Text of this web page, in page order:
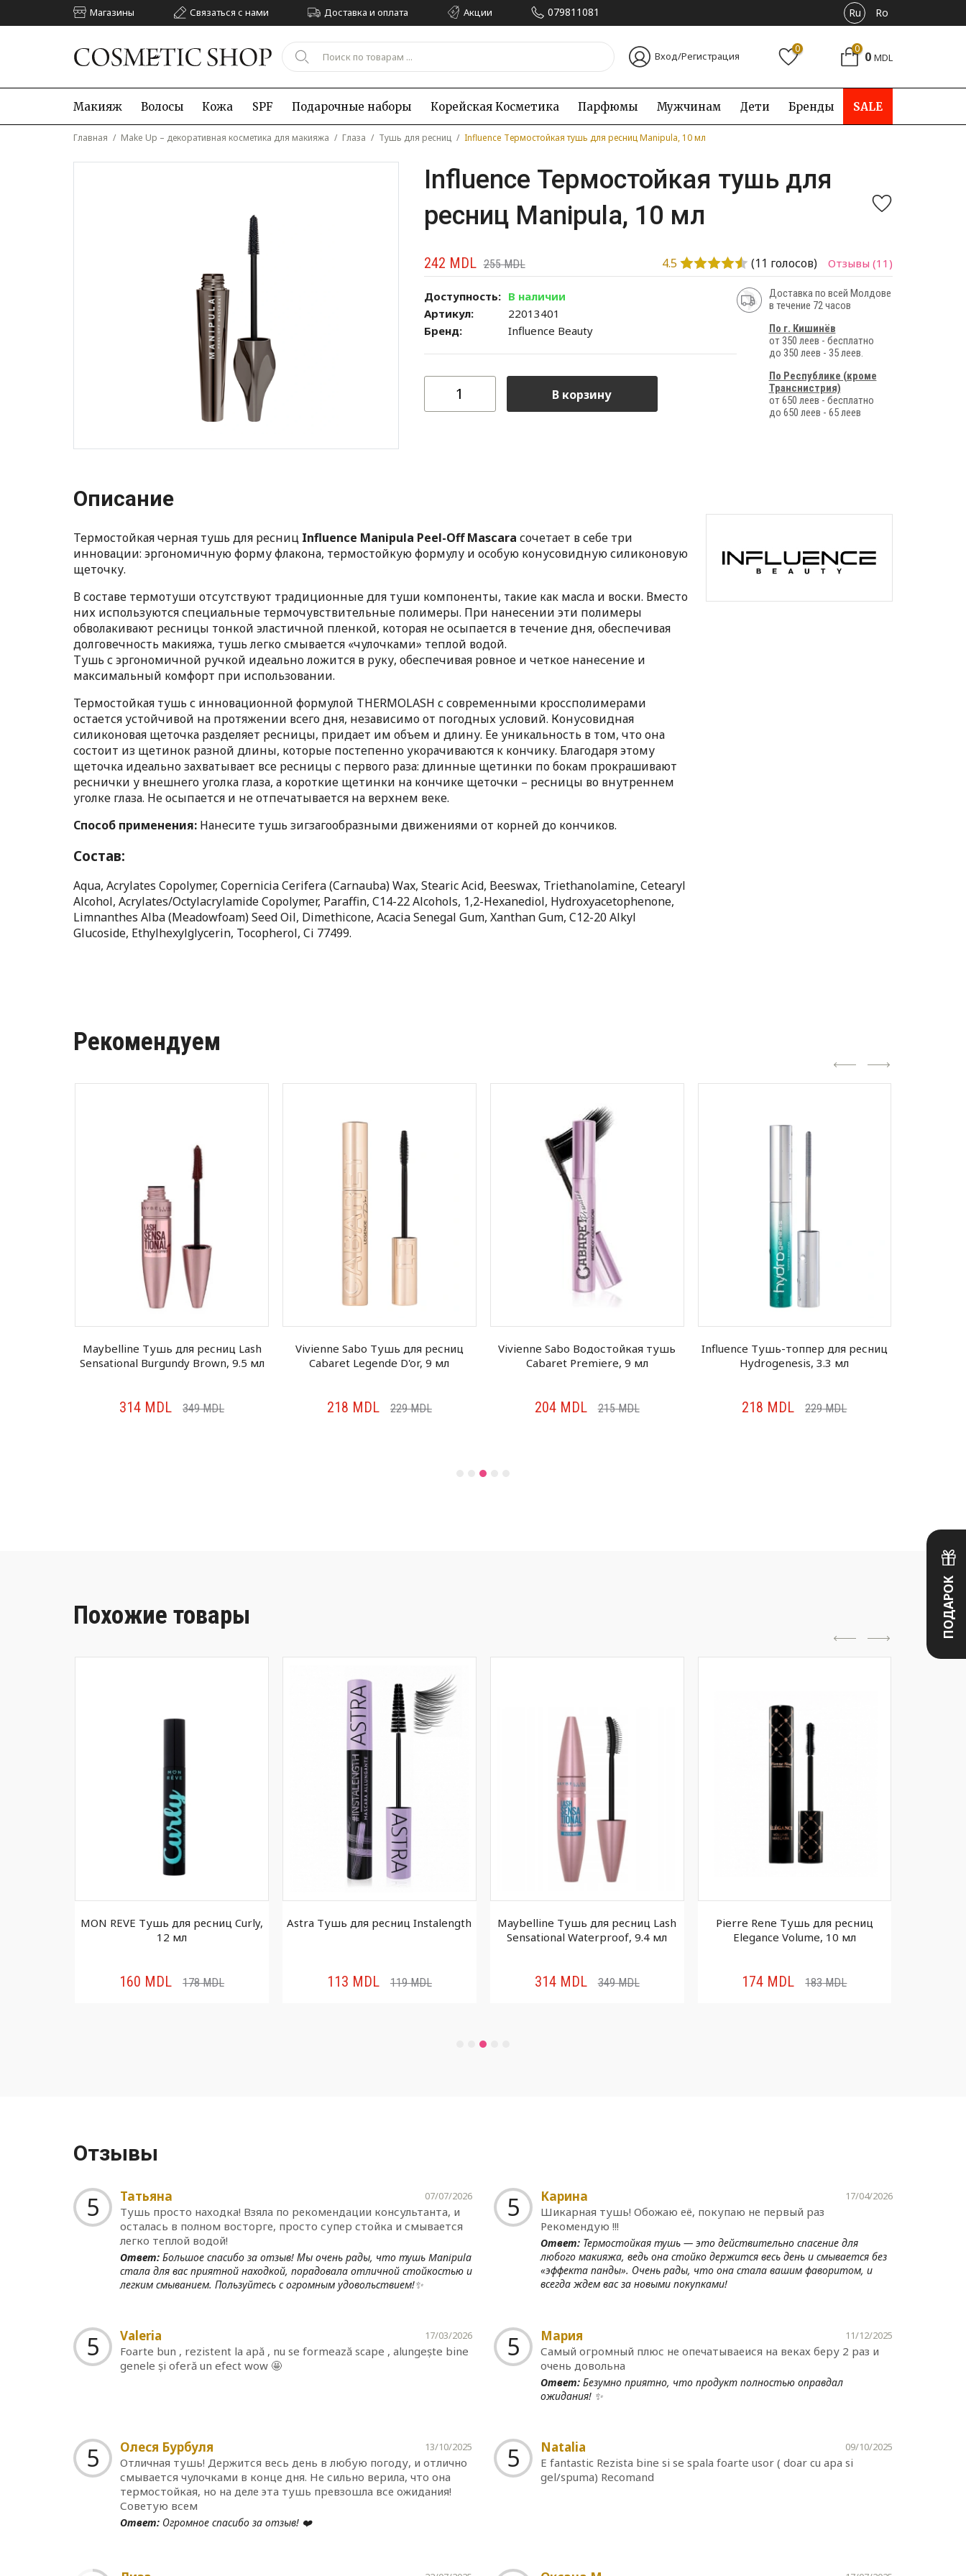
Магазины Связаться с нами Доставка и оплата Акции 079811081 Ru Ro
Вход/Регистрация
0 0 0 MDL
Макияж Волосы Кожа SPF Подарочные наборы Корейская Kосметика Парфюмы Мужчинам Дети Бренды SALE
Главная / Make Up – декоративная косметика для макияжа / Глаза / Тушь для ресниц / Influence Термостойкая тушь для ресниц Manipula, 10 мл
Influence Термостойкая тушь для
ресниц Manipula, 10 мл
242 MDL 255MDL 4.5 (11 голосов) Отзывы (11)
Доступность: В наличии
Артикул:
22013401
Бренд:
Influence Beauty
В корзину
Доставка по всей Молдове
в течение 72 часов
По г. Кишинёв
от 350 леев - бесплатно
до 350 леев - 35 леев.
По Республике (кроме
Транснистрия)
от 650 леев - бесплатно
до 650 леев - 65 леев
Описание
Термостойкая черная тушь для ресниц Influence Manipula Peel-Off Mascara сочетает в себе три
инновации: эргономичную форму флакона, термостойкую формулу и особую конусовидную силиконовую
щеточку.
В составе термотуши отсутствуют традиционные для туши компоненты, такие как масла и воски. Вместо
них используются специальные термочувствительные полимеры. При нанесении эти полимеры
обволакивают ресницы тонкой эластичной пленкой, которая не осыпается в течение дня, обеспечивая
долговечность макияжа, тушь легко смывается «чулочками» теплой водой.
Тушь с эргономичной ручкой идеально ложится в руку, обеспечивая ровное и четкое нанесение и
максимальный комфорт при использовании.
Термостойкая тушь с инновационной формулой THERMOLASH с современными кроссполимерами
остается устойчивой на протяжении всего дня, независимо от погодных условий. Конусовидная
силиконовая щеточка разделяет ресницы, придает им объем и длину. Ее уникальность в том, что она
состоит из щетинок разной длины, которые постепенно укорачиваются к кончику. Благодаря этому
щеточка идеально захватывает все ресницы с первого раза: длинные щетинки по бокам прокрашивают
реснички у внешнего уголка глаза, а короткие щетинки на кончике щеточки – ресницы во внутреннем
уголке глаза. Не осыпается и не отпечатывается на верхнем веке.
Способ применения: Нанесите тушь зигзагообразными движениями от корней до кончиков.
Состав:
Aqua, Acrylates Copolymer, Copernicia Cerifera (Carnauba) Wax, Stearic Acid, Beeswax, Triethanolamine, Cetearyl
Alcohol, Acrylates/Octylacrylamide Copolymer, Paraffin, C14-22 Alcohols, 1,2-Hexanediol, Hydroxyacetophenone,
Limnanthes Alba (Meadowfoam) Seed Oil, Dimethicone, Acacia Senegal Gum, Xanthan Gum, C12-20 Alkyl
Glucoside, Ethylhexylglycerin, Tocopherol, Ci 77499.
Рекомендуем
Maybelline Тушь для ресниц Lash
Sensational Burgundy Brown, 9.5 мл
314 MDL 349MDL
Vivienne Sabo Тушь для ресниц
Cabaret Legende D'or, 9 мл
218 MDL 229MDL
Vivienne Sabo Водостойкая тушь
Cabaret Premiere, 9 мл
204MDL 215MDL
Influence Тушь-топпер для ресниц
Hydrogenesis, 3.3 мл
218 MDL 229MDL
Похожие товары
MON REVE Тушь для ресниц Curly,
12 мл
160 MDL 178MDL
Astra Тушь для ресниц Instalength
113 MDL 119MDL
Maybelline Тушь для ресниц Lash
Sensational Waterproof, 9.4 мл
314MDL 349MDL
Pierre Rene Тушь для ресниц
Elegance Volume, 10 мл
174 MDL 183MDL
Отзывы
5 Татьяна 07/07/2026
Тушь просто находка! Взяла по рекомендации консультанта, и
осталась в полном восторге, просто супер стойка и смывается
легко теплой водой!
Ответ: Большое спасибо за отзыв! Мы очень рады, что тушь Manipula
стала для вас приятной находкой, порадовала отличной стойкостью и
легким смыванием. Пользуйтесь с огромным удовольствием!✨
5 Карина 17/04/2026
Шикарная тушь! Обожаю её, покупаю не первый раз
Рекомендую !!!
Ответ: Термостойкая тушь — это действительно спасение для
любого макияжа, ведь она стойко держится весь день и смывается без
«эффекта панды». Очень рады, что она стала вашим фаворитом, и
всегда ждем вас за новыми покупками!
5 Valeria 17/03/2026
Foarte bun , rezistent la apă , nu se formează scape , alungește bine
genele și oferă un efect wow 🤩
5 Мария 11/12/2025
Самый огромный плюс не опечатываеися на веках беру 2 раз и
очень довольна
Ответ: Безумно приятно, что продукт полностью оправдал
ожидания! ✨
5 Олеся Бурбуля 13/10/2025
Отличная тушь! Держится весь день в любую погоду, и отлично
смывается чулочками в конце дня. Не сильно верила, что она
термостойкая, но на деле эта тушь превзошла все ожидания!
Советую всем
Ответ: Огромное спасибо за отзыв! ❤️
5 Natalia 09/10/2025
E fantastic Rezista bine si se spala foarte usor ( doar cu apa si
gel/spuma) Recomand
ПОДАРОК